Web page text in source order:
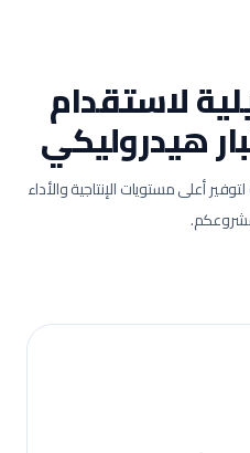
لاستقدام
هيدروليكي
أعلى مستويات الإنتاجية والأداء